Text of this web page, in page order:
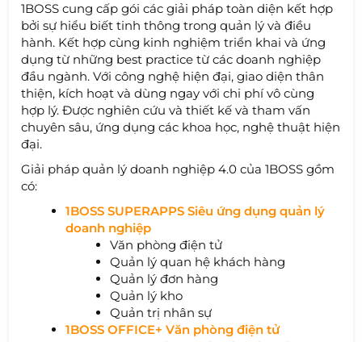
1BOSS cung cấp gói các giải pháp toàn diện kết hợp
bởi sự hiểu biết tinh thông trong quản lý và điều
hành. Kết hợp cùng kinh nghiệm triển khai và ứng
dụng từ những best practice từ các doanh nghiệp
đầu ngành. Với công nghệ hiện đại, giao diện thân
thiện, kích hoạt và dùng ngay với chi phí vô cùng
hợp lý. Được nghiên cứu và thiết kế và tham vấn
chuyên sâu, ứng dụng các khoa học, nghệ thuật hiện
đại.
Giải pháp quản lý doanh nghiệp 4.0 của 1BOSS gồm
có:
1BOSS SUPERAPPS Siêu ứng dụng quản lý
doanh nghiệp
Văn phòng điện tử
Quản lý quan hệ khách hàng
Quản lý đơn hàng
Quản lý kho
Quản trị nhân sự
1BOSS OFFICE+ Văn phòng điện tử